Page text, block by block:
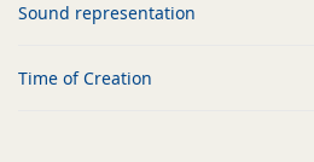
Sound representation
Time of Creation